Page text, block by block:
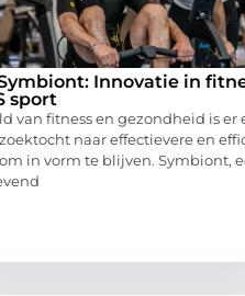
Innovatie in
sport
van fitness en gezondheid is er
naar effectievere en
in vorm te blijven. Symbiont,